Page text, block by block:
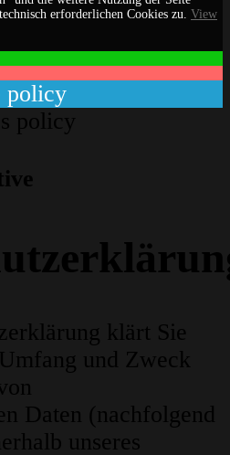
erforderlichen Cookies zu. View
policy
policy
klärt Sie
und Zweck
Daten (nachfolgend
unseres